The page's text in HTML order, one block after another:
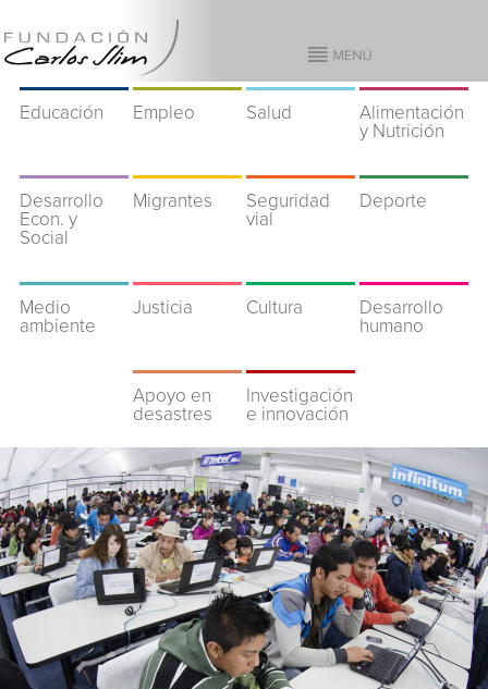
Educación Empleo Salud
Alimentación
y Nutrición
Desarrollo
Econ. y
Social
Migrantes
Seguridad
vial
Deporte
Medio
ambiente
Justicia Cultura
Desarrollo
humano
Apoyo en
desastres
Investigación
e innovación